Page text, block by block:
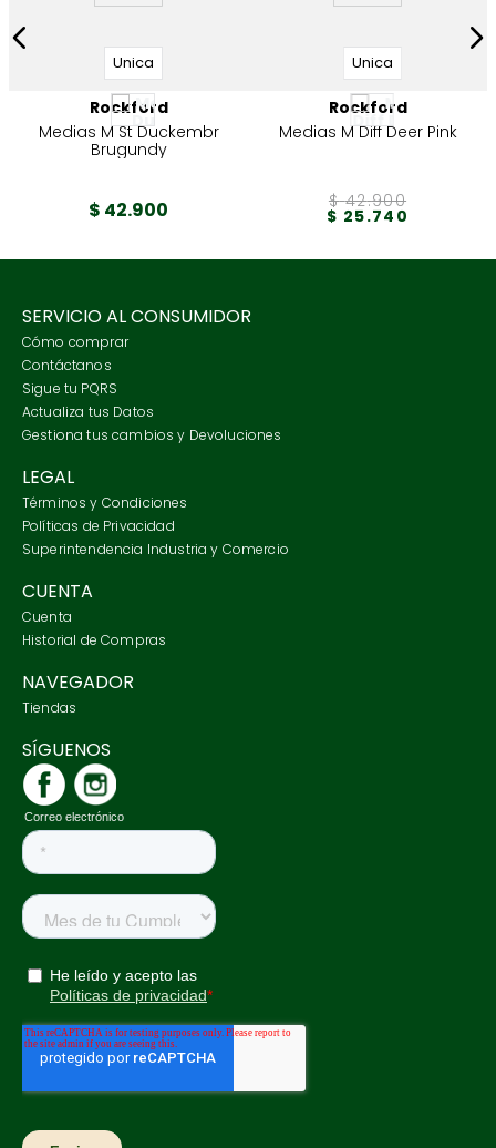
Unica
Rockford
Medias M St Duckembr
Brugundy
$ 42.900
Unica
Rockford
Medias M Diff Deer Pink
$ 42.900
$ 25.740
SERVICIO AL CONSUMIDOR
Cómo comprar
Contáctanos
Sigue tu PQRS
Actualiza tus Datos
Gestiona tus cambios y Devoluciones
LEGAL
Términos y Condiciones
Políticas de Privacidad
Superintendencia Industria y Comercio
CUENTA
Cuenta
Historial de Compras
NAVEGADOR
Tiendas
SÍGUENOS